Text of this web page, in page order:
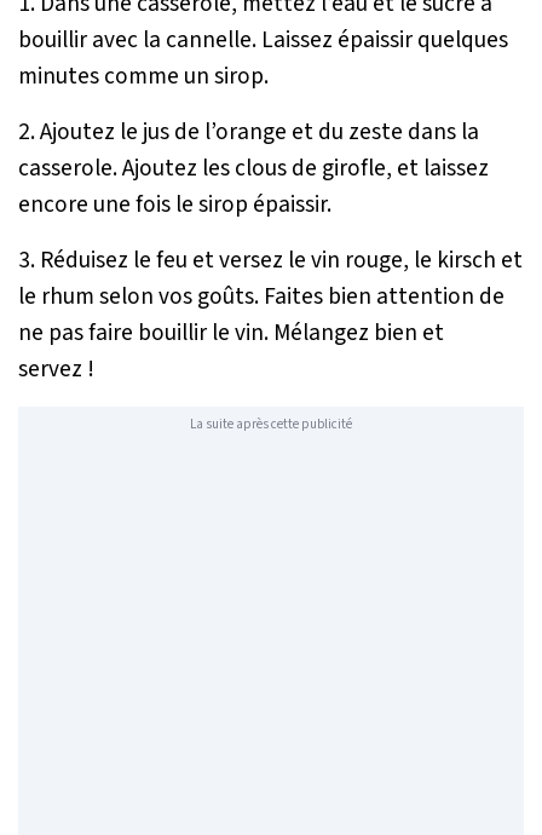
bouillir avec la cannelle. Laissez épaissir quelques
minutes comme un sirop.
2. Ajoutez le jus de l’orange et du zeste dans la
casserole. Ajoutez les clous de girofle, et laissez
encore une fois le sirop épaissir.
3. Réduisez le feu et versez le vin rouge, le kirsch et
le rhum selon vos goûts. Faites bien attention de
ne pas faire bouillir le vin. Mélangez bien et
servez !
La suite après cette publicité